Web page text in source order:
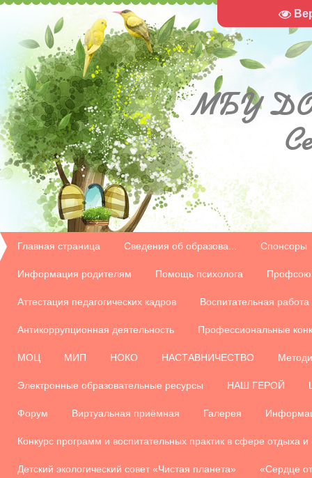
МБУ
Главная страница Сведения об образова... Спонсоры
Информация родителям Помощь психолога
Аттестация педагогических кадров Воспитательная работа
Антикоррупционная деятельность Профессиональные
МОЦ МИП НОКО НАСТАВНИЧЕСТВО
Электронные образовательные ресурсы НАШ ГЕРОЙ
Форум Виртуальная приёмная Галерея
Конкурс программ и воспитательных практик в сфере отдыха
Детский экологический совет «Чистая планета» «Сердце